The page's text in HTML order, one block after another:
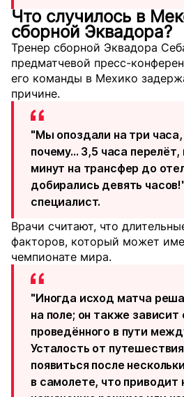
Что случилось в
сборной Эквадора?
Тренер сборной Эквадора
предматчевой пресс-
его команды в Мехико
причине.
"Мы опоздали на три
почему... 3,5 часа
минут на трансфер до
добирались девять
специалист.
Врачи считают, что
факторов, который может
чемпионате мира.
"Иногда исход матча
на поле; он также зависит
проведённого в пути
Усталость от
появиться после
в самолете, что приводит